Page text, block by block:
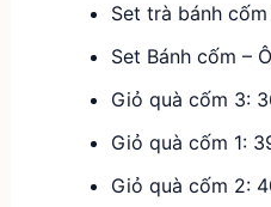
Set trà bánh
Set Bánh cốm –
Giỏ quà cốm 3:
Giỏ quà cốm 1:
Giỏ quà cốm 2: